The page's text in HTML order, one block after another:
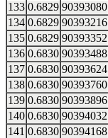
133 0.6829 90393080
134 0.6829 90393216
135 0.6829 90393352
136 0.6830 90393488
137 0.6830 90393624
138 0.6830 90393760
139 0.6830 90393896
140 0.6830 90394032
141 0.6830 90394168